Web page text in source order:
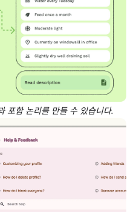
포함 논리를 만들 수 있습니다.